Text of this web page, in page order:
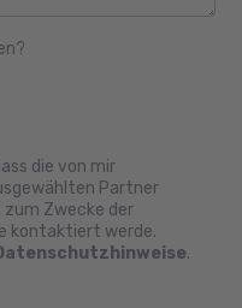
die von mir
Partner
Zwecke der
kontaktiert werde.
.